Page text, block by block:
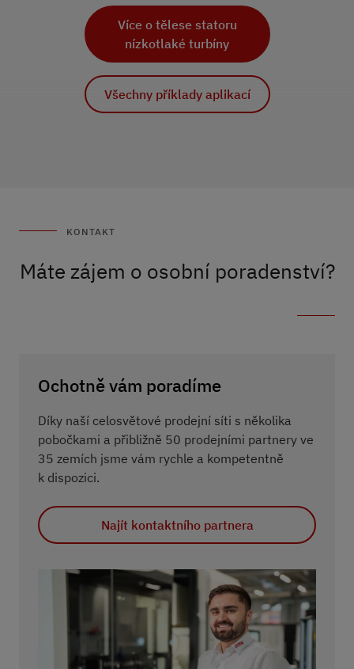
Více o tělese statoru
nízkotlaké turbíny
Všechny příklady aplikací
Více o součásti pro
vrtulníky
Všechny příklady aplikací
Více o konstrukční
součásti pro letadla
Všechny příklady aplikací
KONTAKT
Máte zájem o osobní poradenství?
Ochotně vám poradíme
Díky naší celosvětové prodejní síti s několika
pobočkami a přibližně 50 prodejními partnery ve
35 zemích jsme vám rychle a kompetentně
k dispozici.
Najít kontaktního partnera